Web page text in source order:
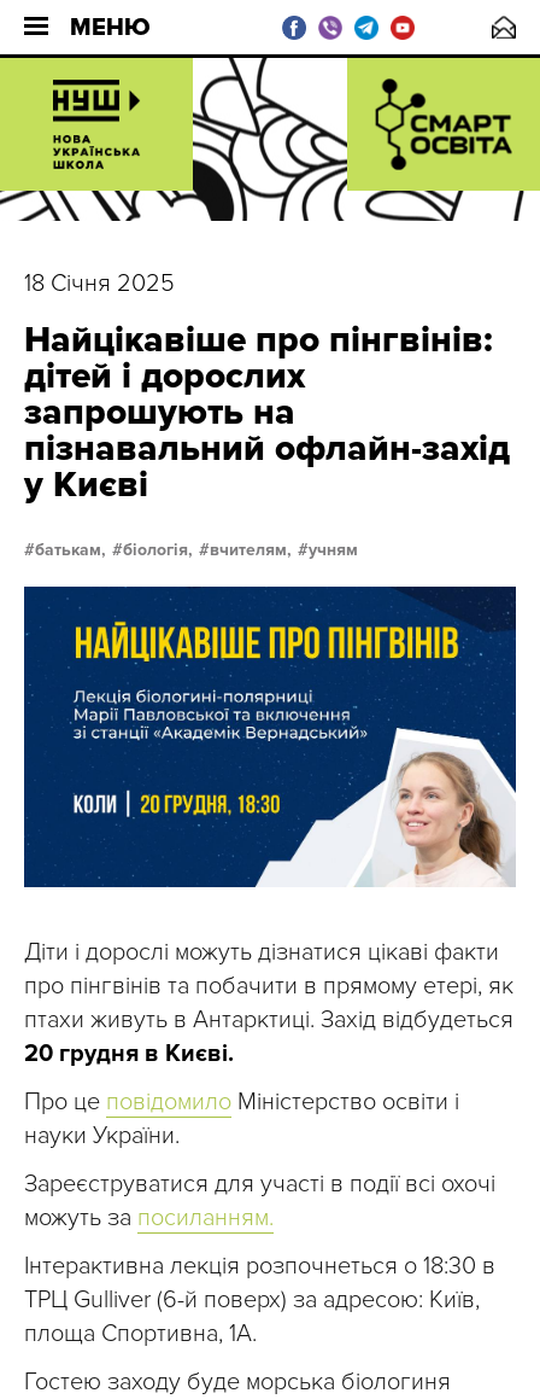
МЕНЮ
18 Січня 2025
Найцікавіше про пінгвінів:
дітей і дорослих
запрошують на
пізнавальний офлайн-захід
у Києві
батькам, біологія, вчителям, учням
Діти і дорослі можуть дізнатися цікаві факти
про пінгвінів та побачити в прямому етері, як
птахи живуть в Антарктиці. Захід відбудеться
20 грудня в Києві.
Про це повідомило Міністерство освіти і
науки України.
Зареєструватися для участі в події всі охочі
можуть за посиланням.
Інтерактивна лекція розпочнеться о 18:30 в
ТРЦ Gulliver (6-й поверх) за адресою: Київ,
площа Спортивна, 1А.
Гостею заходу буде морська біологиня